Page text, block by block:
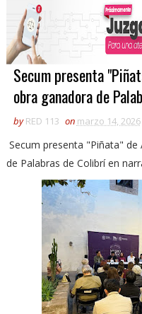
Secum presenta
obra ganadora de
by RED 113 on marzo 14, 2026
Secum presenta "Piñata"
de Palabras de Colibrí en